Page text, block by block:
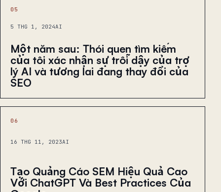
05
5 THG 1, 2024AI
Một năm sau: Thói quen tìm kiếm
của tôi xác nhận sự trỗi dậy của trợ
lý AI và tương lai đang thay đổi của
SEO
06
16 THG 11, 2023AI
Tạo Quảng Cáo SEM Hiệu Quả Cao
Với ChatGPT Và Best Practices Của